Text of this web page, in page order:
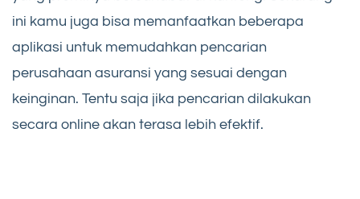
ini kamu juga bisa memanfaatkan beberapa
aplikasi untuk memudahkan pencarian
perusahaan asuransi yang sesuai dengan
keinginan. Tentu saja jika pencarian dilakukan
secara online akan terasa lebih efektif.